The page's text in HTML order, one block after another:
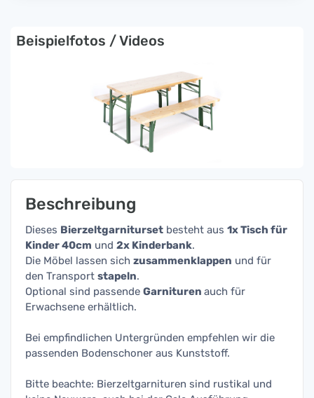
Beispielfotos / Videos
Beschreibung
Dieses Bierzeltgarniturset besteht aus 1x Tisch für
Kinder 40cm und 2x Kinderbank.
Die Möbel lassen sich zusammenklappen und für
den Transport stapeln.
Optional sind passende Garnituren auch für
Erwachsene erhältlich.
Bei empfindlichen Untergründen empfehlen wir die
passenden Bodenschoner aus Kunststoff.
Bitte beachte: Bierzeltgarnituren sind rustikal und